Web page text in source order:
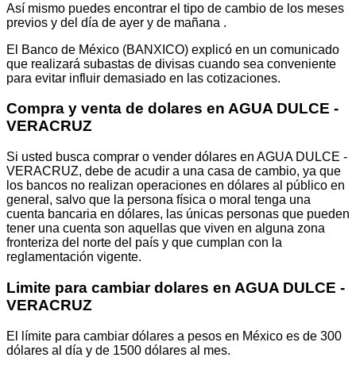
Así mismo puedes encontrar el tipo de cambio de los meses
previos y del día de ayer y de mañana .
El Banco de México (BANXICO) explicó en un comunicado
que realizará subastas de divisas cuando sea conveniente
para evitar influir demasiado en las cotizaciones.
Compra y venta de dolares en AGUA DULCE -
VERACRUZ
Si usted busca comprar o vender dólares en AGUA DULCE -
VERACRUZ, debe de acudir a una casa de cambio, ya que
los bancos no realizan operaciones en dólares al público en
general, salvo que la persona física o moral tenga una
cuenta bancaria en dólares, las únicas personas que pueden
tener una cuenta son aquellas que viven en alguna zona
fronteriza del norte del país y que cumplan con la
reglamentación vigente.
Limite para cambiar dolares en AGUA DULCE -
VERACRUZ
El límite para cambiar dólares a pesos en México es de 300
dólares al día y de 1500 dólares al mes.